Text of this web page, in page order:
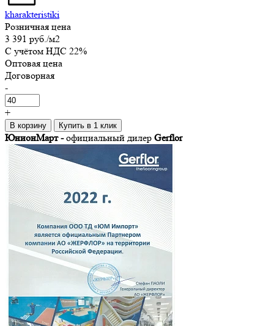
kharakteristiki
Розничная цена
3 391 руб./м2
C учётом НДС 22%
Оптовая цена
Договорная
-
+
В корзину Купить в 1 клик
ЮнионМарт -официальный дилер Gerflor